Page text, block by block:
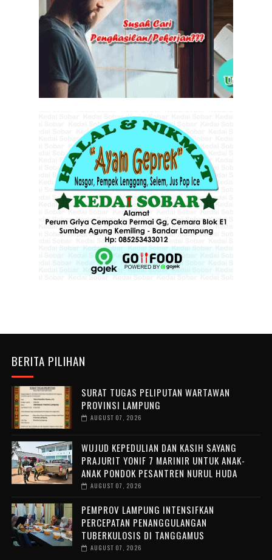
BERITA PILIHAN
SURAT TUGAS PELIPUTAN WARTAWAN
PROVINSI LAMPUNG
AUGUST 07, 2026
WUJUD KEPEDULIAN DAN KASIH SAYANG
PRAJURIT YONIF 7 MARINIR UNTUK ANAK-
ANAK PONDOK PESANTREN NURUL HUDA ‎
AUGUST 07, 2026
PEMPROV LAMPUNG INTENSIFKAN
PERCEPATAN PENANGGULANGAN
TUBERKULOSIS DI TANGGAMUS
AUGUST 07, 2026